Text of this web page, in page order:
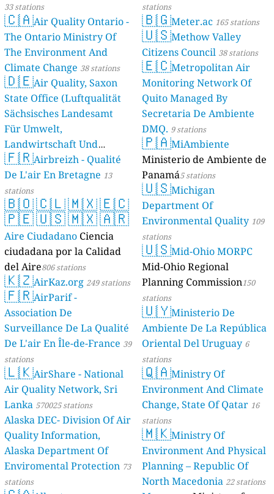
33 stations
🇨🇦Air Quality Ontario -
The Ontario Ministry Of
The Environment And
Climate Change 38 stations
🇩🇪Air Quality, Saxon
State Office (Luftqualität
Sächsisches Landesamt
Für Umwelt,
Landwirtschaft Und
Geologie) 50 stations
🇫🇷Airbreizh - Qualité
De L'air En Bretagne 13
stations
🇧🇴🇨🇱🇲🇽🇪🇨
🇵🇪🇺🇸🇲🇽🇦🇷
Aire Ciudadano Ciencia
ciudadana por la Calidad
del Aire806 stations
🇰🇿AirKaz.org 249 stations
🇫🇷AirParif -
Association De
Surveillance De La Qualité
De L'air En Île-de-France 39
stations
🇱🇰AirShare - National
Air Quality Network, Sri
Lanka 570025 stations
Alaska DEC- Division Of Air
Quality Information,
Alaska Department Of
Enviromental Protection 73
stations
stations
🇧🇬Meter.ac 165 stations
🇺🇸Methow Valley
Citizens Council 38 stations
🇪🇨Metropolitan Air
Monitoring Network Of
Quito Managed By
Secretaria De Ambiente
DMQ. 9 stations
🇵🇦MiAmbiente
Ministerio de Ambiente de
Panamá5 stations
🇺🇸Michigan
Department Of
Environmental Quality 109
stations
🇺🇸Mid-Ohio MORPC
Mid-Ohio Regional
Planning Commission150
stations
🇺🇾Ministerio De
Ambiente De La República
Oriental Del Uruguay 6
stations
🇶🇦Ministry Of
Environment And Climate
Change, State Of Qatar 16
stations
🇲🇰Ministry Of
Environment And Physical
Planning – Republic Of
North Macedonia 22 stations